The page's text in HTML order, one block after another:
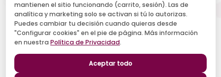
Acepto recibir novedades y ofertas, y el tratamiento de mi
email según la Política de Privacidad . Puedo darme de baja
cuando quiera.
Suscribirse
mantienen el sitio funcionando (carrito, sesión). Las de
analítica y marketing solo se activan si tú lo autorizas.
Puedes cambiar tu decisión cuando quieras desde
"Configurar cookies" en el pie de página. Más información
en nuestra Política de Privacidad.
Aceptar todo